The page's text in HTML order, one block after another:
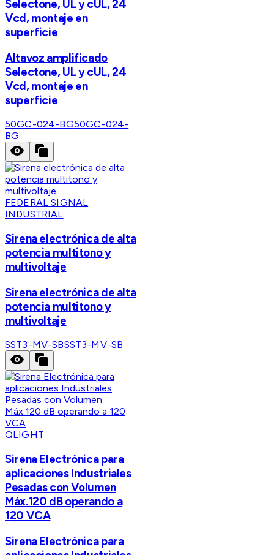
Selectone, UL y cUL, 24
Vcd, montaje en
superficie
Altavoz amplificado
Selectone, UL y cUL, 24
Vcd, montaje en
superficie
50GC-024-BG50GC-024-
BG
FEDERAL SIGNAL
INDUSTRIAL
Sirena electrónica de alta
potencia multitono y
multivoltaje
Sirena electrónica de alta
potencia multitono y
multivoltaje
SST3-MV-SBSST3-MV-SB
QLIGHT
Sirena Electrónica para
aplicaciones Industriales
Pesadas con Volumen
Máx.120 dB operando a
120 VCA
Sirena Electrónica para